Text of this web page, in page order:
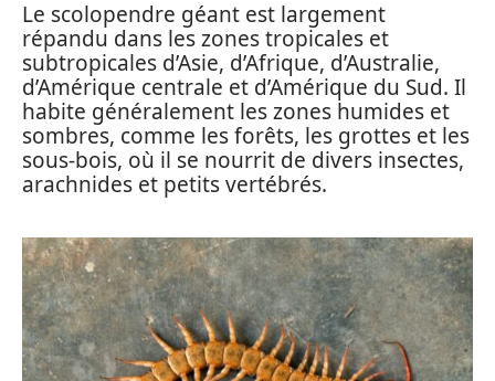
Le scolopendre géant est largement
répandu dans les zones tropicales et
subtropicales d’Asie, d’Afrique, d’Australie,
d’Amérique centrale et d’Amérique du Sud. Il
habite généralement les zones humides et
sombres, comme les forêts, les grottes et les
sous-bois, où il se nourrit de divers insectes,
arachnides et petits vertébrés.